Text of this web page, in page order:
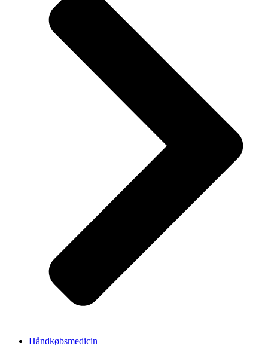
Håndkøbsmedicin